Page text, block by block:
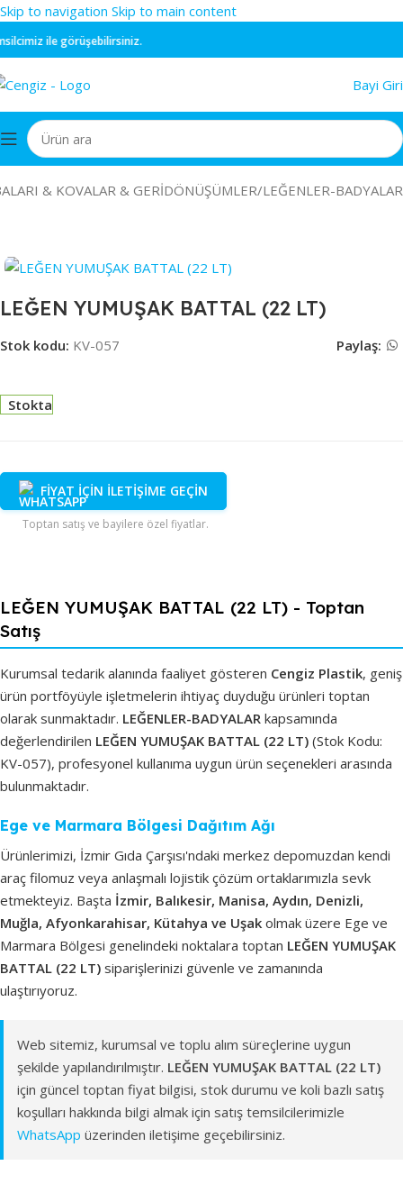
Skip to navigation Skip to main content
ile görüşebilirsiniz.
Bayi
& KOVALAR & GERİDÖNÜŞÜMLER/LEĞENLER-BADYALAR
LEĞEN YUMUŞAK BATTAL (22 LT)
Stok kodu: KV-057 Paylaş:
Stokta
FİYAT İÇİN İLETİŞİME GEÇİN
Toptan satış ve bayilere özel fiyatlar.
LEĞEN YUMUŞAK BATTAL (22 LT) - Toptan
Satış
Kurumsal tedarik alanında faaliyet gösteren Cengiz Plastik, geniş
ürün portföyüyle işletmelerin ihtiyaç duyduğu ürünleri toptan
olarak sunmaktadır. LEĞENLER-BADYALAR kapsamında
değerlendirilen LEĞEN YUMUŞAK BATTAL (22 LT) (Stok Kodu:
KV-057), profesyonel kullanıma uygun ürün seçenekleri arasında
bulunmaktadır.
Ege ve Marmara Bölgesi Dağıtım Ağı
Ürünlerimizi, İzmir Gıda Çarşısı'ndaki merkez depomuzdan kendi
araç filomuz veya anlaşmalı lojistik çözüm ortaklarımızla sevk
etmekteyiz. Başta İzmir, Balıkesir, Manisa, Aydın, Denizli,
Muğla, Afyonkarahisar, Kütahya ve Uşak olmak üzere Ege ve
Marmara Bölgesi genelindeki noktalara toptan LEĞEN YUMUŞAK
BATTAL (22 LT) siparişlerinizi güvenle ve zamanında
ulaştırıyoruz.
Web sitemiz, kurumsal ve toplu alım süreçlerine uygun
şekilde yapılandırılmıştır. LEĞEN YUMUŞAK BATTAL (22 LT)
için güncel toptan fiyat bilgisi, stok durumu ve koli bazlı satış
koşulları hakkında bilgi almak için satış temsilcilerimizle
WhatsApp üzerinden iletişime geçebilirsiniz.